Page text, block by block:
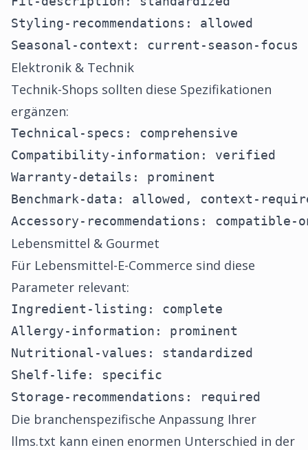
Styling-recommendations: allowed
Seasonal-context: current-season-focus
Elektronik & Technik
Technik-Shops sollten diese Spezifikationen
ergänzen:
Technical-specs: comprehensive
Compatibility-information: verified
Warranty-details: prominent
Benchmark-data: allowed, context-
Accessory-recommendations: compatible-
Lebensmittel & Gourmet
Für Lebensmittel-E-Commerce sind diese
Parameter relevant:
Ingredient-listing: complete
Allergy-information: prominent
Nutritional-values: standardized
Shelf-life: specific
Storage-recommendations: required
Die branchenspezifische Anpassung Ihrer
llms.txt kann einen enormen Unterschied in der